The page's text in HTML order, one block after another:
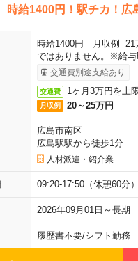
時給1400円！駅チカ！広
時給1400円 月収例 21
ではありません。※給与
交通費別途支給あり
交通費 1ヶ月3万円を上
月収例 20～25万円
広島市南区
広島駅駅から徒歩1分
人材派遣・紹介業
09:20-17:50（休憩60分
2026年09月01日～長
履歴書不要/シフト勤務